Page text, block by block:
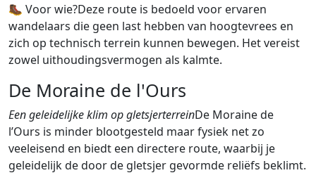
🥾 Voor wie?Deze route is bedoeld voor ervaren
wandelaars die geen last hebben van hoogtevrees en
zich op technisch terrein kunnen bewegen. Het vereist
zowel uithoudingsvermogen als kalmte.
De Moraine de l'Ours
Een geleidelijke klim op gletsjerterreinDe Moraine de
l’Ours is minder blootgesteld maar fysiek net zo
veeleisend en biedt een directere route, waarbij je
geleidelijk de door de gletsjer gevormde reliëfs beklimt.